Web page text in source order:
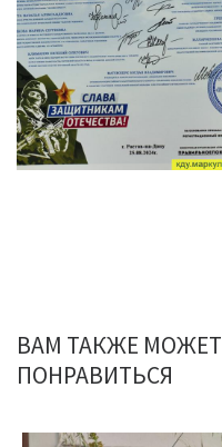
ВАМ ТАКЖЕ МОЖЕТ
ПОНРАВИТЬСЯ